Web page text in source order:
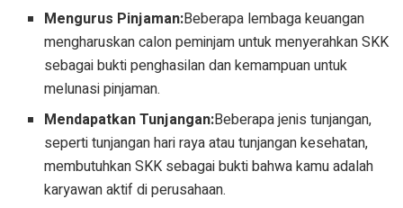
Mengurus Pinjaman:Beberapa lembaga keuangan
mengharuskan calon peminjam untuk menyerahkan SKK
sebagai bukti penghasilan dan kemampuan untuk
melunasi pinjaman.
Mendapatkan Tunjangan:Beberapa jenis tunjangan,
seperti tunjangan hari raya atau tunjangan kesehatan,
membutuhkan SKK sebagai bukti bahwa kamu adalah
karyawan aktif di perusahaan.